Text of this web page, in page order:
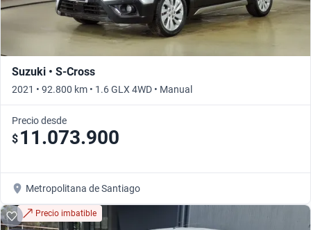
Suzuki • S-Cross
2021 • 92.800 km • 1.6 GLX 4WD • Manual
Precio desde
$ 11.073.900
Metropolitana de Santiago
Precio imbatible